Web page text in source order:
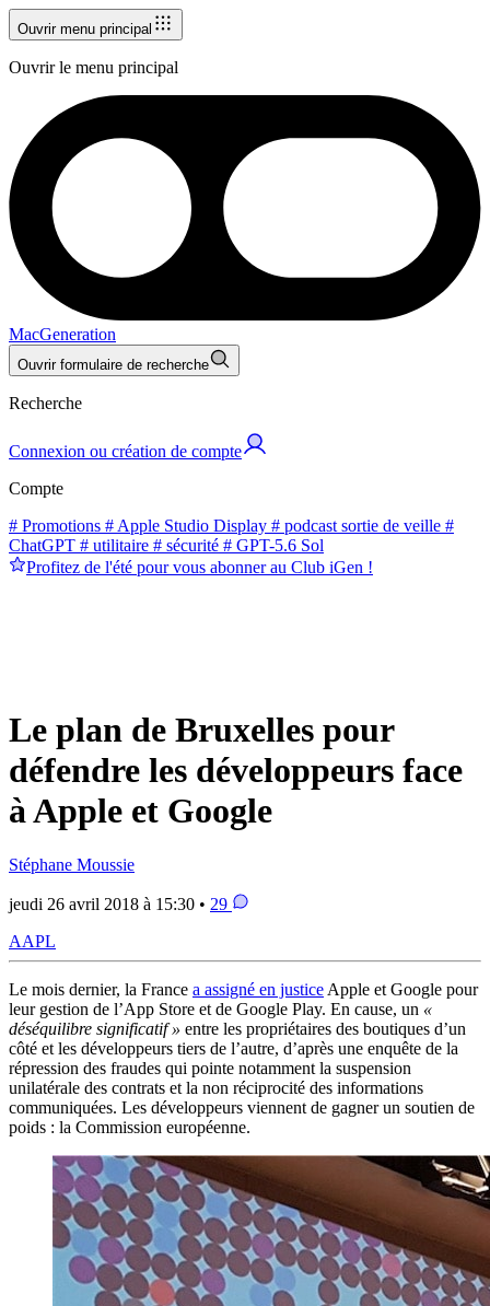
Ouvrir menu principal
Ouvrir le menu principal
MacGeneration
Ouvrir formulaire de recherche
Recherche
Connexion ou création de compte
Compte
# Promotions # Apple Studio Display # podcast sortie de veille #
ChatGPT # utilitaire # sécurité # GPT-5.6 Sol
Profitez de l'été pour vous abonner au Club iGen !
Le plan de Bruxelles pour
défendre les développeurs face
à Apple et Google
Stéphane Moussie
jeudi 26 avril 2018 à 15:30 • 29
AAPL
Le mois dernier, la France a assigné en justice Apple et Google pour
leur gestion de l’App Store et de Google Play. En cause, un «
déséquilibre significatif » entre les propriétaires des boutiques d’un
côté et les développeurs tiers de l’autre, d’après une enquête de la
répression des fraudes qui pointe notamment la suspension
unilatérale des contrats et la non réciprocité des informations
communiquées. Les développeurs viennent de gagner un soutien de
poids : la Commission européenne.